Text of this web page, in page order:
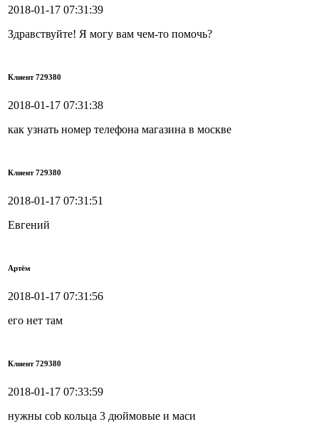
2018-01-17 07:31:39
Здравствуйте! Я могу вам чем-то помочь?
Клиент 729380
2018-01-17 07:31:38
как узнать номер телефона магазина в москве
Клиент 729380
2018-01-17 07:31:51
Евгений
Артём
2018-01-17 07:31:56
его нет там
Клиент 729380
2018-01-17 07:33:59
нужны cob кольца 3 дюймовые и маси